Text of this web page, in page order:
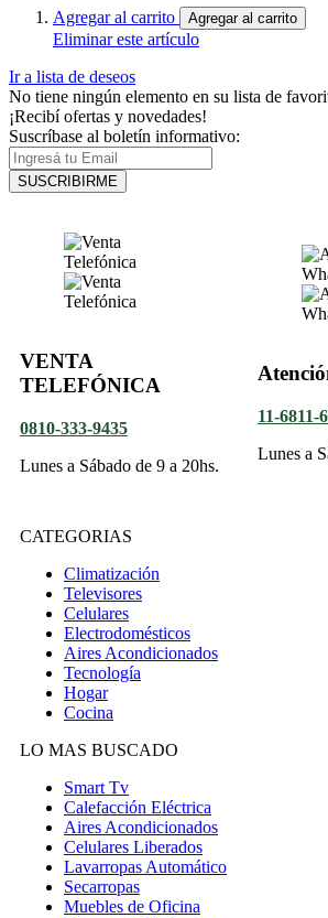
Agregar al carrito Agregar al carrito
Eliminar este artículo
Ir a lista de deseos
No tiene ningún elemento en su lista de
¡Recibí ofertas y novedades!
Suscríbase al boletín informativo:
SUSCRIBIRME
VENTA
TELEFÓNICA
0810-333-9435
Lunes a Sábado de 9 a 20hs.
11-6811-
Lunes a
CATEGORIAS
Climatización
Televisores
Celulares
Electrodomésticos
Aires Acondicionados
Tecnología
Hogar
Cocina
LO MAS BUSCADO
Smart Tv
Calefacción Eléctrica
Aires Acondicionados
Celulares Liberados
Lavarropas Automático
Secarropas
Muebles de Oficina